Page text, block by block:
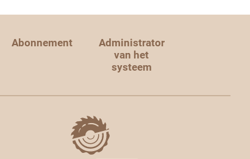
Abonnement
Administrator
van het
systeem